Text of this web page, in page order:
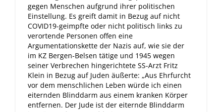
gegen Menschen aufgrund ihrer politischen
Einstellung. Es greift damit in Bezug auf nicht
COVID19-geimpfte oder nicht politisch links zu
verortende Personen offen eine
Argumentationskette der Nazis auf, wie sie der
im KZ Bergen-Belsen tätige und 1945 wegen
seiner Verbrechen hingerichtete SS-Arzt Fritz
Klein in Bezug auf Juden äußerte: „Aus Ehrfurcht
vor dem menschlichen Leben würde ich einen
eiternden Blinddarm aus einem kranken Körper
entfernen. Der Jude ist der eiternde Blinddarm